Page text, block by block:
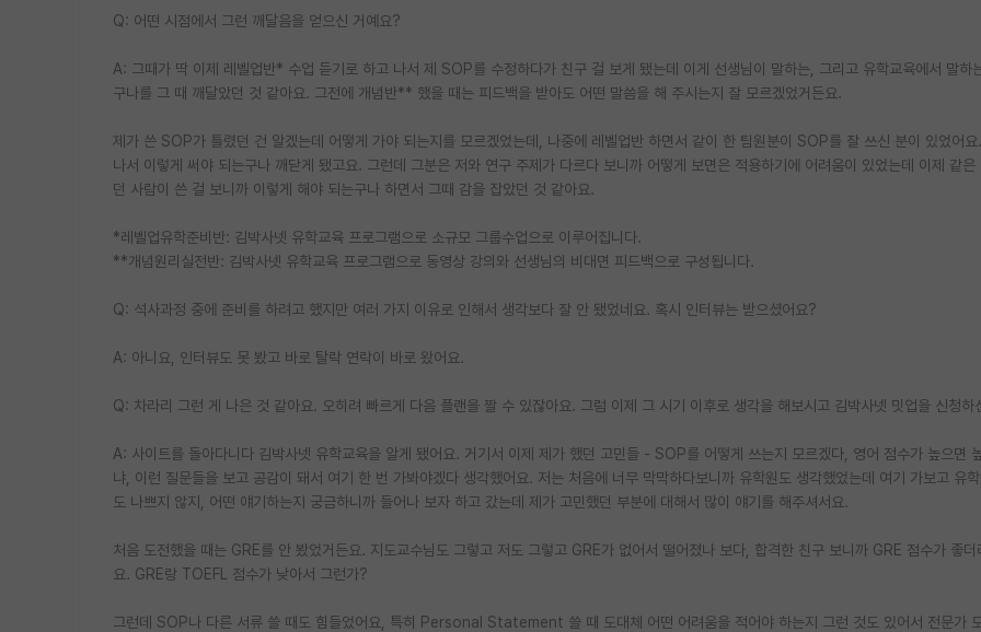
Q: 어떤 시점에서 그런 깨달음을 얻으신 거예요?
A: 그때가 딱 이제 레벨업반* 수업 듣기로 하고 나서 제 SOP를 수정하다가 친구 걸 보게 됐는데 이게 선생님이 말하는, 그리고 유학교육에서 말하
구나를 그 때 깨달았던 것 같아요. 그전에 개념반** 했을 때는 피드백을 받아도 어떤 말씀을 해 주시는지 잘 모르겠었거든요.
제가 쓴 SOP가 틀렸던 건 알겠는데 어떻게 가야 되는지를 모르겠었는데, 나중에 레벨업반 하면서 같이 한 팀원분이 SOP를 잘 쓰신 분이 있었어
나서 이렇게 써야 되는구나 깨닫게 됐고요. 그런데 그분은 저와 연구 주제가 다르다 보니까 어떻게 보면은 적용하기에 어려움이 있었는데 이제 같은
던 사람이 쓴 걸 보니까 이렇게 해야 되는구나 하면서 그때 감을 잡았던 것 같아요.
*레벨업유학준비반: 김박사넷 유학교육 프로그램으로 소규모 그룹수업으로 이루어집니다.
**개념원리실전반: 김박사넷 유학교육 프로그램으로 동영상 강의와 선생님의 비대면 피드백으로 구성됩니다.
Q: 석사과정 중에 준비를 하려고 했지만 여러 가지 이유로 인해서 생각보다 잘 안 됐었네요. 혹시 인터뷰는 받으셨어요?
A: 아니요, 인터뷰도 못 봤고 바로 탈락 연락이 바로 왔어요.
Q: 차라리 그런 게 나은 것 같아요. 오히려 빠르게 다음 플랜을 짤 수 있잖아요. 그럼 이제 그 시기 이후로 생각을 해보시고 김박사넷 밋업을 신청하
A: 사이트를 돌아다니다 김박사넷 유학교육을 알게 됐어요. 거기서 이제 제가 했던 고민들 - SOP를 어떻게 쓰는지 모르겠다, 영어 점수가 높으면
냐, 이런 질문들을 보고 공감이 돼서 여기 한 번 가봐야겠다 생각했어요. 저는 처음에 너무 막막하다보니까 유학원도 생각했었는데 여기 가보고 유
도 나쁘지 않지, 어떤 얘기하는지 궁금하니까 들어나 보자 하고 갔는데 제가 고민했던 부분에 대해서 많이 얘기를 해주셔서요.
처음 도전했을 때는 GRE를 안 봤었거든요. 지도교수님도 그렇고 저도 그렇고 GRE가 없어서 떨어졌나 보다, 합격한 친구 보니까 GRE 점수가 좋더
요. GRE랑 TOEFL 점수가 낮아서 그런가?
그런데 SOP나 다른 서류 쓸 때도 힘들었어요, 특히 Personal Statement 쓸 때 도대체 어떤 어려움을 적어야 하는지 그런 것도 있어서 전문가